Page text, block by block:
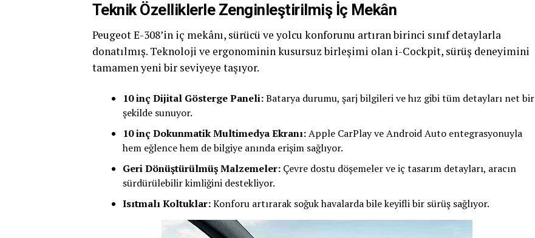
Teknik Özelliklerle Zenginleştirilmiş İç Mekân
Peugeot E-308’in iç mekânı, sürücü ve yolcu konforunu artıran birinci sınıf detaylarla
donatılmış. Teknoloji ve ergonominin kusursuz birleşimi olan i-Cockpit, sürüş deneyimini
tamamen yeni bir seviyeye taşıyor.
10 inç Dijital Gösterge Paneli:Batarya durumu, şarj bilgileri ve hız gibi tüm detayları net bir
şekilde sunuyor.
10 inç Dokunmatik Multimedya Ekranı:Apple CarPlay ve Android Auto entegrasyonuyla
hem eğlence hem de bilgiye anında erişim sağlıyor.
Geri Dönüştürülmüş Malzemeler: Çevre dostu döşemeler ve iç tasarım detayları, aracın
sürdürülebilir kimliğini destekliyor.
Isıtmalı Koltuklar:Konforu artırarak soğuk havalarda bile keyifli bir sürüş sağlıyor.